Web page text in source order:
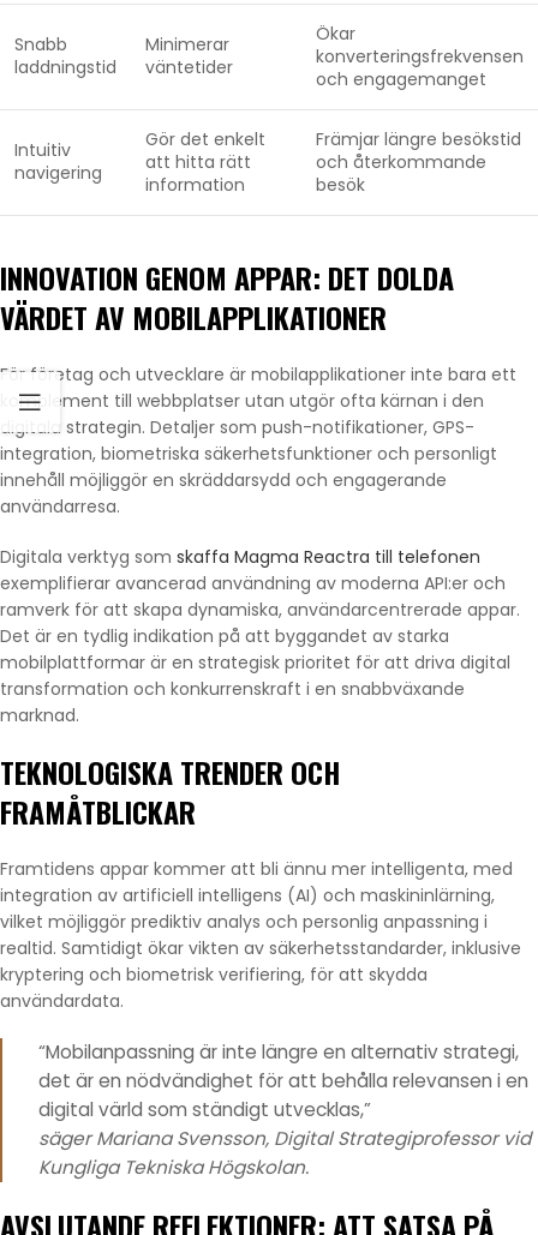
Snabb
laddningstid
Minimerar
väntetider
Ökar
konverteringsfrekvensen
och engagemanget
Intuitiv
navigering
Gör det enkelt
att hitta rätt
information
Främjar längre besökstid
och återkommande
besök
INNOVATION GENOM APPAR: DET DOLDA
VÄRDET AV MOBILAPPLIKATIONER
För företag och utvecklare är mobilapplikationer inte bara ett
komplement till webbplatser utan utgör ofta kärnan i den
digitala strategin. Detaljer som push-notifikationer, GPS-
integration, biometriska säkerhetsfunktioner och personligt
innehåll möjliggör en skräddarsydd och engagerande
användarresa.
Digitala verktyg som skaffa Magma Reactra till telefonen
exemplifierar avancerad användning av moderna API:er och
ramverk för att skapa dynamiska, användarcentrerade appar.
Det är en tydlig indikation på att byggandet av starka
mobilplattformar är en strategisk prioritet för att driva digital
transformation och konkurrenskraft i en snabbväxande
marknad.
TEKNOLOGISKA TRENDER OCH
FRAMÅTBLICKAR
Framtidens appar kommer att bli ännu mer intelligenta, med
integration av artificiell intelligens (AI) och maskininlärning,
vilket möjliggör prediktiv analys och personlig anpassning i
realtid. Samtidigt ökar vikten av säkerhetsstandarder, inklusive
kryptering och biometrisk verifiering, för att skydda
användardata.
“Mobilanpassning är inte längre en alternativ strategi,
det är en nödvändighet för att behålla relevansen i en
digital värld som ständigt utvecklas,”
säger Mariana Svensson, Digital Strategiprofessor vid
Kungliga Tekniska Högskolan.
AVSLUTANDE REFLEKTIONER: ATT SATSA PÅ